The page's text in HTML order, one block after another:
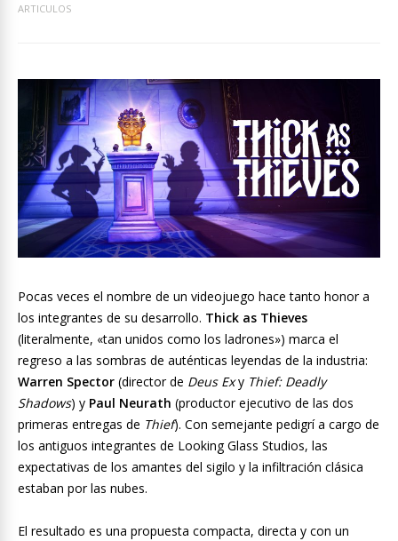
ARTICULOS
Pocas veces el nombre de un videojuego hace tanto honor a
los integrantes de su desarrollo. Thick as Thieves
(literalmente, «tan unidos como los ladrones») marca el
regreso a las sombras de auténticas leyendas de la industria:
Warren Spector (director de Deus Exy Thief: Deadly
Shadows) y Paul Neurath (productor ejecutivo de las dos
primeras entregas de Thief). Con semejante pedigrí a cargo de
los antiguos integrantes de Looking Glass Studios, las
expectativas de los amantes del sigilo y la infiltración clásica
estaban por las nubes.
El resultado es una propuesta compacta, directa y con un